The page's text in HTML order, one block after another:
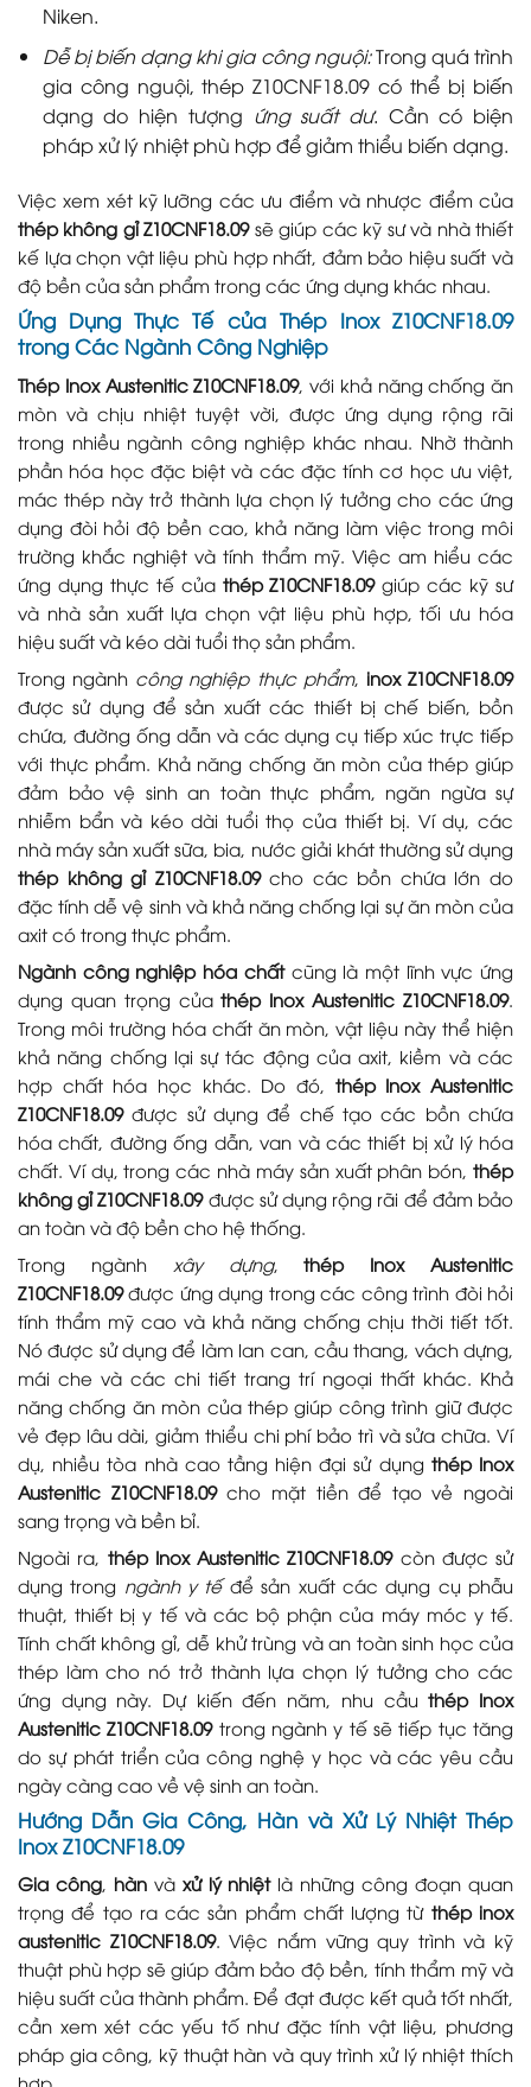
Niken.
Dễ bị biến dạng khi gia công nguội:Trong quá trình
gia công nguội, thép Z10CNF18.09 có thể bị biến
dạng do hiện tượng ứng suất dư. Cần có biện
pháp xử lý nhiệt phù hợp để giảm thiểu biến dạng.
Việc xem xét kỹ lưỡng các ưu điểm và nhược điểm của
thép không gỉ Z10CNF18.09sẽ giúp các kỹ sư và nhà thiết
kế lựa chọn vật liệu phù hợp nhất, đảm bảo hiệu suất và
độ bền của sản phẩm trong các ứng dụng khác nhau.
Ứng Dụng Thực Tế của Thép Inox Z10CNF18.09
trong Các Ngành Công Nghiệp
Thép Inox Austenitic Z10CNF18.09, với khả năng chống ăn
mòn và chịu nhiệt tuyệt vời, được ứng dụng rộng rãi
trong nhiều ngành công nghiệp khác nhau. Nhờ thành
phần hóa học đặc biệt và các đặc tính cơ học ưu việt,
mác thép này trở thành lựa chọn lý tưởng cho các ứng
dụng đòi hỏi độ bền cao, khả năng làm việc trong môi
trường khắc nghiệt và tính thẩm mỹ. Việc am hiểu các
ứng dụng thực tế của thép Z10CNF18.09giúp các kỹ sư
và nhà sản xuất lựa chọn vật liệu phù hợp, tối ưu hóa
hiệu suất và kéo dài tuổi thọ sản phẩm.
Trong ngành công nghiệp thực phẩm, inox Z10CNF18.09
được sử dụng để sản xuất các thiết bị chế biến, bồn
chứa, đường ống dẫn và các dụng cụ tiếp xúc trực tiếp
với thực phẩm. Khả năng chống ăn mòn của thép giúp
đảm bảo vệ sinh an toàn thực phẩm, ngăn ngừa sự
nhiễm bẩn và kéo dài tuổi thọ của thiết bị. Ví dụ, các
nhà máy sản xuất sữa, bia, nước giải khát thường sử dụng
thép không gỉ Z10CNF18.09cho các bồn chứa lớn do
đặc tính dễ vệ sinh và khả năng chống lại sự ăn mòn của
axit có trong thực phẩm.
Ngành công nghiệp hóa chấtcũng là một lĩnh vực ứng
dụng quan trọng củathép Inox Austenitic Z10CNF18.09.
Trong môi trường hóa chất ăn mòn, vật liệu này thể hiện
khả năng chống lại sự tác động của axit, kiềm và các
hợp chất hóa học khác. Do đó, thép Inox Austenitic
Z10CNF18.09được sử dụng để chế tạo các bồn chứa
hóa chất, đường ống dẫn, van và các thiết bị xử lý hóa
chất. Ví dụ, trong các nhà máy sản xuất phân bón, thép
không gỉ Z10CNF18.09được sử dụng rộng rãi để đảm bảo
an toàn và độ bền cho hệ thống.
Trong ngành
xây dựng,thép Inox Austenitic
Z10CNF18.09được ứng dụng trong các công trình đòi hỏi
tính thẩm mỹ cao và khả năng chống chịu thời tiết tốt.
Nó được sử dụng để làm lan can, cầu thang, vách dựng,
mái che và các chi tiết trang trí ngoại thất khác. Khả
năng chống ăn mòn của thép giúp công trình giữ được
vẻ đẹp lâu dài, giảm thiểu chi phí bảo trì và sửa chữa. Ví
dụ, nhiều tòa nhà cao tầng hiện đại sử dụng thép Inox
Austenitic Z10CNF18.09cho mặt tiền để tạo vẻ ngoài
sang trọng và bền bỉ.
Ngoài ra, thép Inox Austenitic Z10CNF18.09còn được sử
dụng trong ngành y tếđể sản xuất các dụng cụ phẫu
thuật, thiết bị y tế và các bộ phận của máy móc y tế.
Tính chất không gỉ, dễ khử trùng và an toàn sinh học của
thép làm cho nó trở thành lựa chọn lý tưởng cho các
ứng dụng này. Dự kiến đến năm, nhu cầuthép Inox
Austenitic Z10CNF18.09trong ngành y tế sẽ tiếp tục tăng
do sự phát triển của công nghệ y học và các yêu cầu
ngày càng cao về vệ sinh an toàn.
Hướng Dẫn Gia Công, Hàn và Xử Lý Nhiệt Thép
Inox Z10CNF18.09
Gia công, hànvà xử lý nhiệtlà những công đoạn quan
trọng để tạo ra các sản phẩm chất lượng từ thép inox
austenitic Z10CNF18.09. Việc nắm vững quy trình và kỹ
thuật phù hợp sẽ giúp đảm bảo độ bền, tính thẩm mỹ và
hiệu suất của thành phẩm. Để đạt được kết quả tốt nhất,
cần xem xét các yếu tố như đặc tính vật liệu, phương
pháp gia công, kỹ thuật hàn và quy trình xử lý nhiệt thích